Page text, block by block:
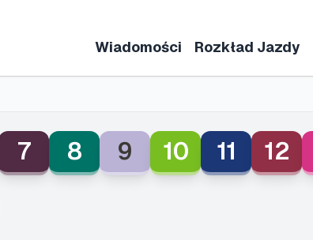
Wiadomości Rozkład Jazdy
7 8 9 10 11 12